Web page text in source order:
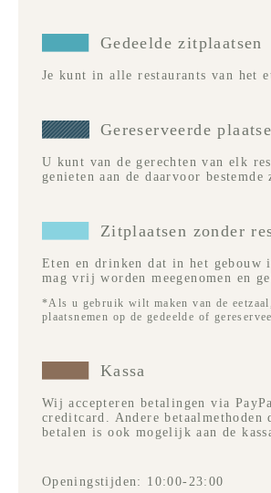
Gedeelde zitplaatsen
Je kunt in alle restaurants van het
Gereserveerde
U kunt van de gerechten van elk
genieten aan de daarvoor bestemde
Zitplaatsen zonder
Eten en drinken dat in het gebouw
mag vrij worden meegenomen en
*Als u gebruik wilt maken van de
plaatsnemen op de gedeelde of
Kassa
Wij accepteren betalingen via
creditcard. Andere betaalmethoden
betalen is ook mogelijk aan de
Openingstijden: 10:00-23:00